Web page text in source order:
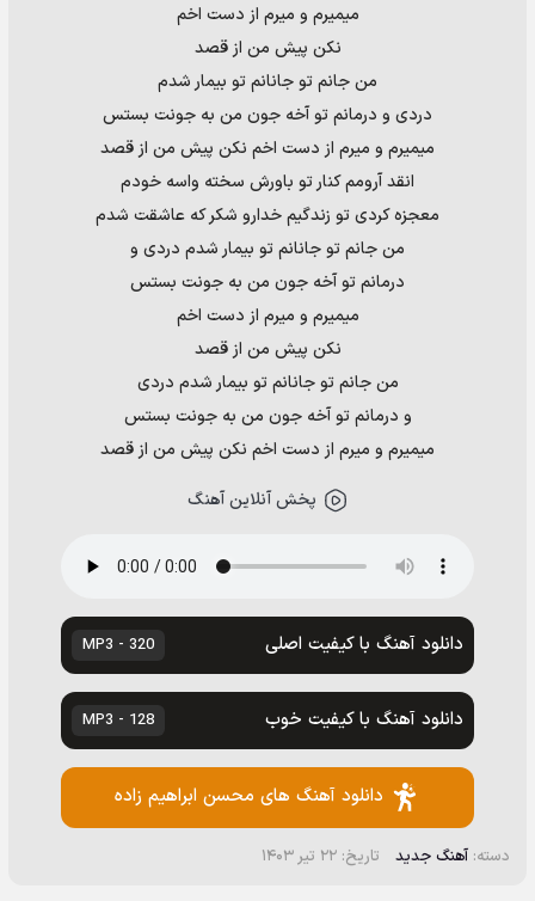
میمیرم و میرم از دست اخم
نکن پیش من از قصد
من جانم تو جانانم تو بیمار شدم
دردی و درمانم تو آخه جون من به جونت بستس
میمیرم و میرم از دست اخم نکن پیش من از قصد
انقد آرومم کنار تو باورش سخته واسه خودم
معجزه کردی تو زندگیم خدارو شکر که عاشقت شدم
من جانم تو جانانم تو بیمار شدم دردی و
درمانم تو آخه جون من به جونت بستس
میمیرم و میرم از دست اخم
نکن پیش من از قصد
من جانم تو جانانم تو بیمار شدم دردی
و درمانم تو آخه جون من به جونت بستس
میمیرم و میرم از دست اخم نکن پیش من از قصد
پخش آنلاین آهنگ
دانلود آهنگ با کیفیت اصلی 320 - MP3
دانلود آهنگ با کیفیت خوب 128 - MP3
دانلود آهنگ های محسن ابراهیم زاده
دسته: آهنگ جدید تاریخ: ۲۲ تیر ۱۴۰۳